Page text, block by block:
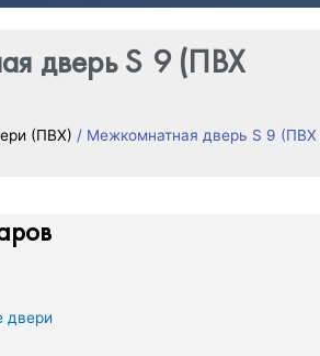
дверь S 9 (ПВХ
(ПВХ) / Межкомнатная дверь S 9 (ПВХ
двери